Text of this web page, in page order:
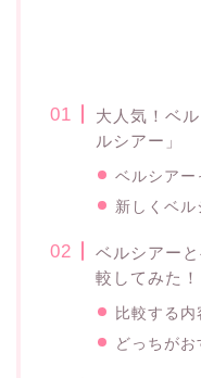
大人気！ベ
ルシアー」
ベルシアー
新しくベル
ベルシアー
較してみた！
比較する内
どっちがお